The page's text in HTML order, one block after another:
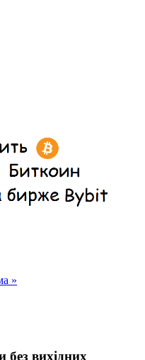
»
без вихідних